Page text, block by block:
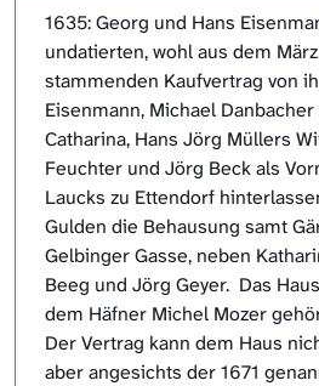
1635: Georg und Hans
undatierten, wohl aus dem
stammenden Kaufvertrag von
Eisenmann, Michael
Catharina, Hans Jörg Müllers
Feuchter und Jörg Beck als
Laucks zu Ettendorf
Gulden die Behausung samt
Gelbinger Gasse, neben
Beeg und Jörg Geyer. Das
dem Häfner Michel Mozer
Der Vertrag kann dem Haus
aber angesichts der 1671